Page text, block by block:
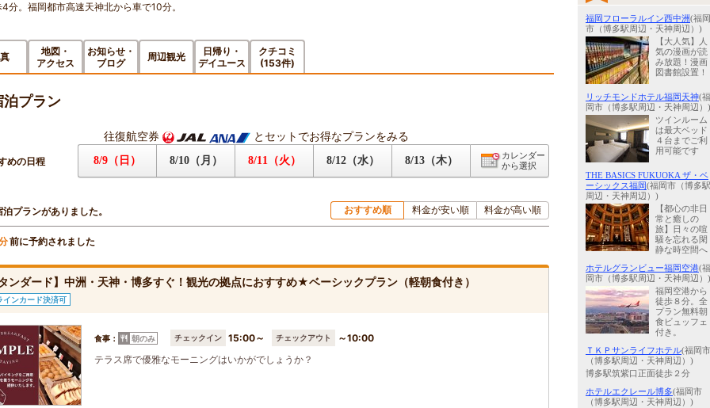
。福岡都市高速天神北から車で10分。
地図・
アクセス
お知らせ・
ブログ
周辺観光
日帰り・
デイユース
クチコミ
(153件)
プラン
往復航空券 とセットでお得なプランをみる
めの日程 8/9（日） 8/10（月） 8/11（火） 8/12（水） 8/13（木）
カレンダー
から選択
プランがありました。 おすすめ順 料金が安い順 料金が高い順
前に予約されました
ンダード】中洲・天神・博多すぐ！観光の拠点におすすめ★ベーシックプラン（軽朝食付き）
インカード決済可
食事： 朝のみ チェックイン 15:00～ チェックアウト
～10:00
テラス席で優雅なモーニングはいかがでしょうか？
福岡フローラルイン西中洲(福岡
市（博多駅周辺・天神周辺）)
【大人気】人
気の漫画が読
み放題！漫画
図書館設置！
リッチモンドホテル福岡天神(福
岡市（博多駅周辺・天神周辺）)
ツインルーム
は最大ベッド
４台までご利
用可能です
THE BASICS FUKUOKA ザ・ベ
ーシックス福岡(福岡市（博多駅
周辺・天神周辺）)
【都心の非日
常と癒しの
旅】日々の喧
騒を忘れる閑
静な時空間へ
ホテルグランビュー福岡空港(福
岡市（博多駅周辺・天神周辺）)
福岡空港から
徒歩８分。全
プラン無料朝
食ビュッフェ
付き。
ＴＫＰサンライフホテル(福岡市
（博多駅周辺・天神周辺）)
博多駅筑紫口正面徒歩２分
ホテルエクレール博多(福岡市
（博多駅周辺・天神周辺）)